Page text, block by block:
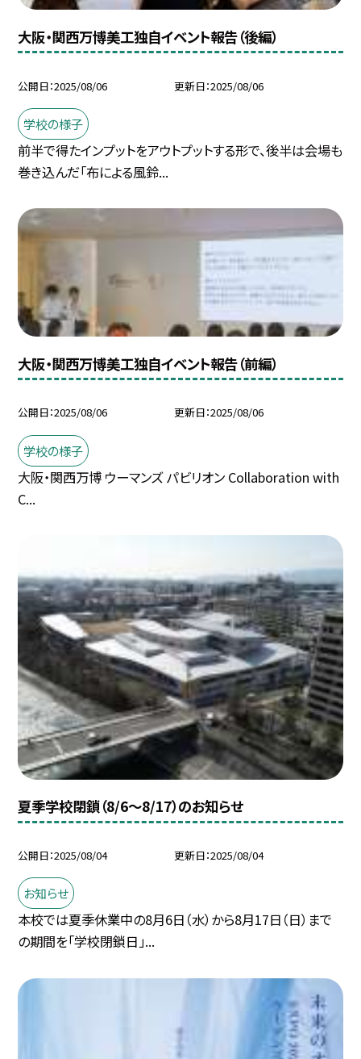
大阪・関西万博美工独自イベント報告（後編）
公開日 2025/08/06 更新日 2025/08/06
学校の様子
前半で得たインプットをアウトプットする形で、後半は会場も
巻き込んだ「布による風鈴...
大阪・関西万博美工独自イベント報告（前編）
公開日 2025/08/06 更新日 2025/08/06
学校の様子
大阪・関西万博 ウーマンズ パビリオン Collaboration with
C...
夏季学校閉鎖（8/6〜8/17）のお知らせ
公開日 2025/08/04 更新日 2025/08/04
お知らせ
本校では夏季休業中の8月6日（水）から8月17日（日）まで
の期間を「学校閉鎖日」...